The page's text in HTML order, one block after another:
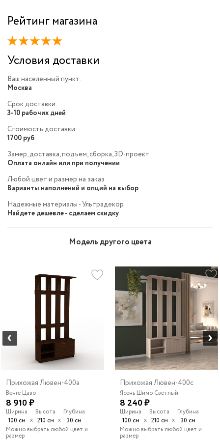
Рейтинг магазина
Условия доставки
Ваш населенный пункт:
Москва
Срок доставки:
3-10 рабочих дней
Стоимость доставки:
1700 руб
Замер, доставка, подъем, сборка, 3D-проект
Оплата онлайн или при получении
Любой цвет и размер на заказ
Варианты наполнений и опций на выбор
Надежные материалы - Ультрадекор
Найдете дешевле - сделаем скидку
Модель другого цвета
Прихожая Лювен-400a
Венге Цаво
8 910 ₽
Ширина
100 см х
Высота
210 см х
Глубина
30 см
Можно выбрать любой цвет и
размер
Прихожая Лювен-400с
Ясень Шимо Светлый
8 240 ₽
Ширина
100 см х
Высота
210 см х
Глубина
30 см
Можно выбрать любой цвет и
размер